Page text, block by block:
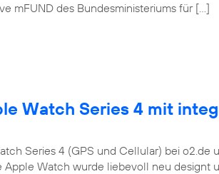
mFUND des Bundesministeriums für […]
Watch Series 4 mit
Series 4 (GPS und Cellular) bei o2.de
Apple Watch wurde liebevoll neu designt